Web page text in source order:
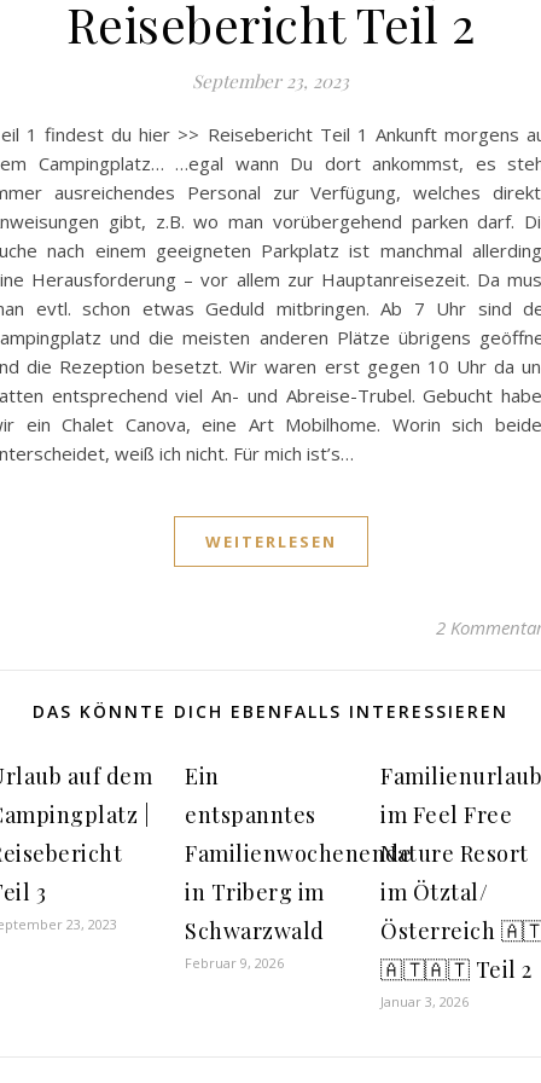
Reisebericht Teil 2
September 23, 2023
1 findest du hier >> Reisebericht Teil 1 Ankunft morgens
Campingplatz… …egal wann Du dort ankommst, es
ausreichendes Personal zur Verfügung, welches
gibt, z.B. wo man vorübergehend parken darf.
nach einem geeigneten Parkplatz ist manchmal
Herausforderung – vor allem zur Hauptanreisezeit. Da
evtl. schon etwas Geduld mitbringen. Ab 7 Uhr sind
und die meisten anderen Plätze übrigens
die Rezeption besetzt. Wir waren erst gegen 10 Uhr da
entsprechend viel An- und Abreise-Trubel. Gebucht
ein Chalet Canova, eine Art Mobilhome. Worin sich
weiß ich nicht. Für mich ist’s…
WEITERLESEN
2
DAS KÖNNTE DICH EBENFALLS INTERESSIEREN
auf dem
|
3
23, 2023
Ein
entspanntes
Familienwochenende
in Triberg im
Schwarzwald
Februar 9, 2026
Familienurlaub
im Feel Free
Nature Resort
im Ötztal/
Österreich
🇦🇹🇦🇹 Teil 2
Januar 3, 2026